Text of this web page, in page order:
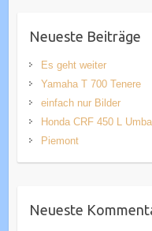
Neueste Beiträge
Es geht weiter
Yamaha T 700 Tenere
einfach nur Bilder
Honda CRF 450 L
Piemont
Neueste